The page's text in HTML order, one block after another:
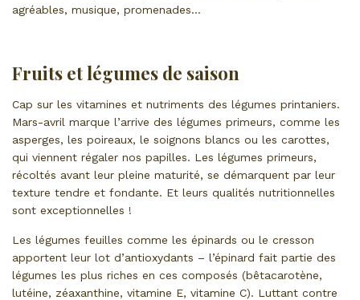
agréables, musique, promenades…
Fruits et légumes de saison
Cap sur les vitamines et nutriments des légumes printaniers.
Mars-avril marque l’arrive des légumes primeurs, comme les
asperges, les poireaux, le soignons blancs ou les carottes,
qui viennent régaler nos papilles. Les légumes primeurs,
récoltés avant leur pleine maturité, se démarquent par leur
texture tendre et fondante. Et leurs qualités nutritionnelles
sont exceptionnelles !
Les légumes feuilles comme les épinards ou le cresson
apportent leur lot d’antioxydants – l’épinard fait partie des
légumes les plus riches en ces composés (bêtacarotène,
lutéine, zéaxanthine, vitamine E, vitamine C). Luttant contre